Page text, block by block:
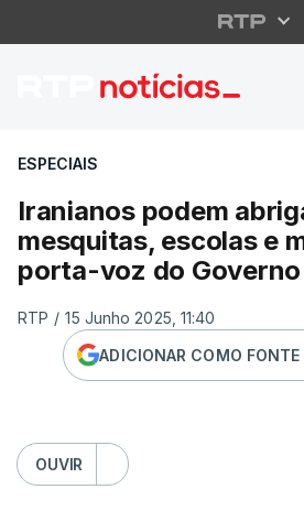
Iranianos
ESPECIAIS
Iranianos podem
mesquitas, escolas e
porta-voz do Governo
RTP / 15 Junho 2025, 11:40
ADICIONAR COMO
OUVIR